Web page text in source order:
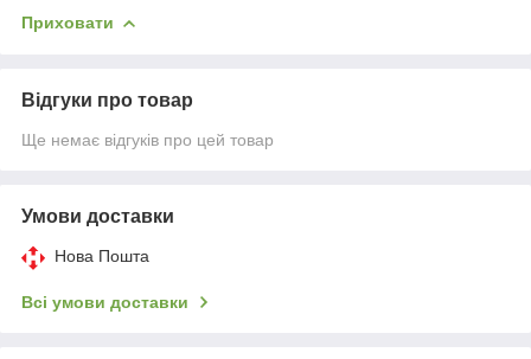
Приховати
Відгуки про товар
Ще немає відгуків про цей товар
Умови доставки
Нова Пошта
Всі умови доставки